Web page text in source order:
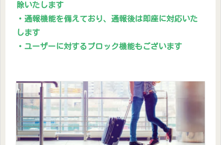
除いたします
・通報機能を備えており、通報後は即座に対応いた
します
・ユーザーに対するブロック機能もございます